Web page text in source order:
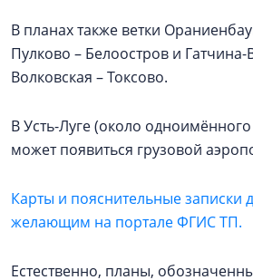
В планах также ветки
Пулково – Белоостров и
Волковская – Токсово.
В Усть-Луге (около
может появиться грузовой
Карты и пояснительные записки
желающим на портале ФГИС ТП.
Естественно, планы,